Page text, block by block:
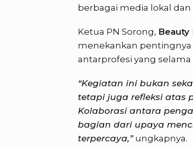
berbagai media lokal dan
Ketua PN Sorong, Beauty
menekankan
antarprofesi yang
“Kegiatan ini bukan
tetapi juga refleksi atas
Kolaborasi antara
bagian dari upaya
terpercaya,”ungkapnya.